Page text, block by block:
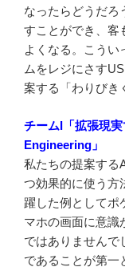
なったらどうだろ
すことができ、客
よくなる。こうい
ムをレジにさす
案する「わりびき
チームI「拡張現
Engineering」
私たちの提案する
つ効果的に使う方
躍した例としてポ
マホの画面に意識
ではありませんで
であることが第一